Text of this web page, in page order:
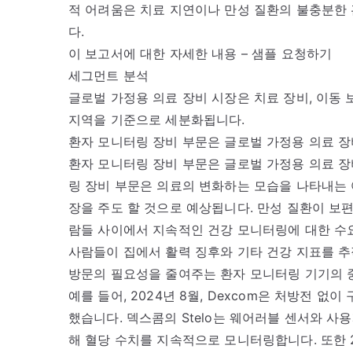
적 어려움은 치료 지연이나 만성 질환의 불충분
다.
이 보고서에 대한 자세한 내용 – 샘플 요청하기
세그먼트 분석
글로벌 가정용 의료 장비 시장은 치료 장비, 이동
지역을 기준으로 세분화됩니다.
환자 모니터링 장비 부문은 글로벌 가정용 의료
환자 모니터링 장비 부문은 글로벌 가정용 의료
링 장비 부문은 의료의 변화하는 모습을 나타내
장을 주도 할 것으로 예상됩니다. 만성 질환이 보
람들 사이에서 지속적인 건강 모니터링에 대한
사람들이 집에서 활력 징후와 기타 건강 지표를
방문의 필요성을 줄여주는 환자 모니터링 기기의
예를 들어, 2024년 8월, Dexcom은 처방전 없이
했습니다. 덱스콤의 Stelo는 웨어러블 센서와 사
해 혈당 수치를 지속적으로 모니터링합니다. 또